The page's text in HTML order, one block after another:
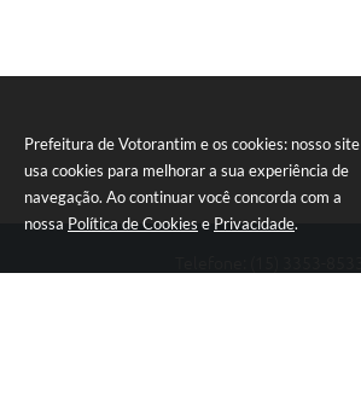
Prefeitura de Votorantim e os cookies: nosso site
usa cookies para melhorar a sua experiência de
navegação. Ao continuar você concorda com a
nossa Política de Cookies e Privacidade.